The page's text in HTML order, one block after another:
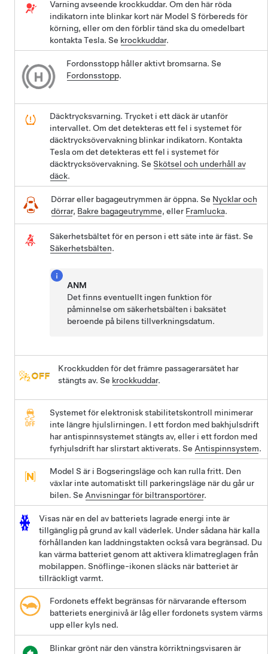
Varning avseende krockkuddar. Om den här röda
indikatorn inte blinkar kort när Model S förbereds för
körning, eller om den förblir tänd ska du omedelbart
kontakta Tesla. Se krockkuddar.
Fordonsstopp håller aktivt bromsarna. Se
Fordonsstopp.
Däcktrycksvarning. Trycket i ett däck är utanför
intervallet. Om det detekteras ett fel i systemet för
däcktrycksövervakning blinkar indikatorn. Kontakta
Tesla om det detekteras ett fel i systemet för
däcktrycksövervakning. SeSkötsel och underhåll av
däck.
Dörrar eller bagageutrymmen är öppna. Se Nycklar och
dörrar, Bakre bagageutrymme, eller Framlucka.
Säkerhetsbältet för en person i ett säte inte är fäst. Se
Säkerhetsbälten.
ANM
Det finns eventuellt ingen funktion för
påminnelse om säkerhetsbälten i baksätet
beroende på bilens tillverkningsdatum.
Krockkudden för det främre passagerarsätet har
stängts av. Se krockkuddar.
Systemet för elektronisk stabilitetskontroll minimerar
inte längre hjulslirningen. I ett fordon med bakhjulsdrift
har antispinnsystemet stängts av, eller i ett fordon med
fyrhjulsdrift har slirstart aktiverats. Se Antispinnsystem.
Model S är i Bogseringsläge och kan rulla fritt. Den
växlar inte automatiskt till parkeringsläge när du går ur
bilen. Se Anvisningar för biltransportörer.
Visas när en del av batteriets lagrade energi inte är
tillgänglig på grund av kall väderlek. Under sådana här kalla
förhållanden kan laddningstakten också vara begränsad. Du
kan värma batteriet genom att aktivera klimatreglagen från
mobilappen. Snöflinge-ikonen släcks när batteriet är
tillräckligt varmt.
Fordonets effekt begränsas för närvarande eftersom
batteriets energinivå är låg eller fordonets system värms
upp eller kyls ned.
Blinkar grönt när den vänstra körriktningsvisaren är